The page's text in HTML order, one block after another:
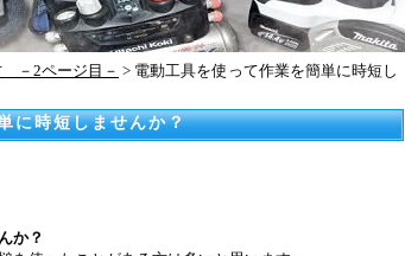
－2ページ目－ > 電動工具を使って作業を簡単に時短し
に時短しませんか？
か？